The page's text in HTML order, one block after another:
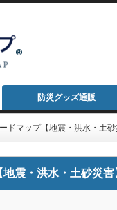
防災グッズ通販
ドマップ【地震・洪水・土砂
震・洪水・土砂災害